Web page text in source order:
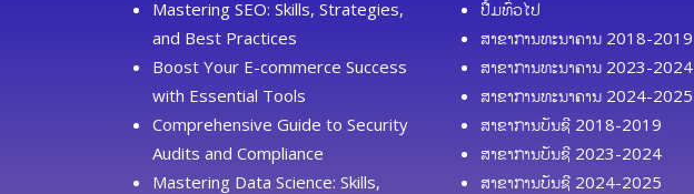
Mastering SEO: Skills, Strategies,
and Best Practices
Boost Your E-commerce Success
with Essential Tools
Comprehensive Guide to Security
Audits and Compliance
Mastering Data Science: Skills,
ປື້ມທົ່ວໄປ
ສາຂາການທະນາຄານ 2018-2019
ສາຂາການທະນາຄານ 2023-2024
ສາຂາການທະນາຄານ 2024-2025
ສາຂາການບັນຊີ 2018-2019
ສາຂາການບັນຊີ 2023-2024
ສາຂາການບັນຊີ 2024-2025